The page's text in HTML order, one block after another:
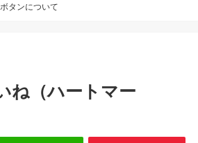
タンについて
ね（ハートマー